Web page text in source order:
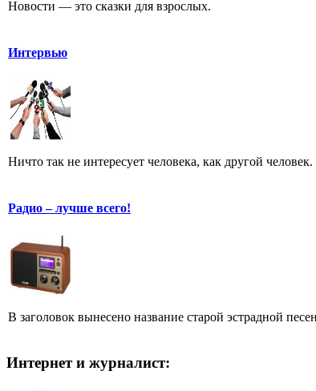
Новости — это сказки для взрослых.
Интервью
Ничто так не интересует человека, как другой
Радио – лучше всего!
В заголовок вынесено название старой эстрадной
Интернет и журналист: